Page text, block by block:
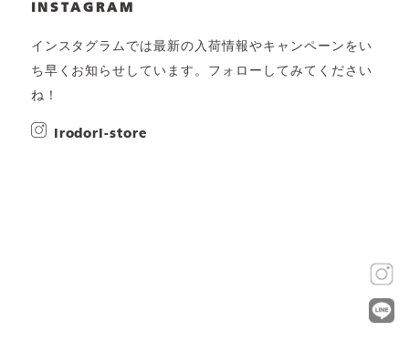
INSTAGRAM
インスタグラムでは最新の入荷情報やキャンペーンをい
ち早くお知らせしています。フォローしてみてください
ね！
irodori-store